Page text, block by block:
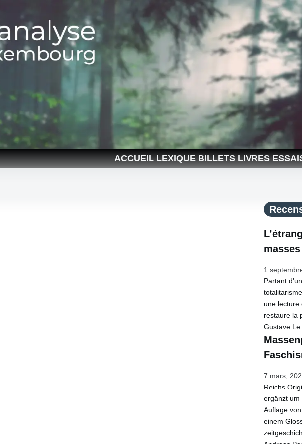
ACCUEIL LEXIQUE BILLETS LIVRES
masses
1
Partant
une lecture
restaure la
Gustave Le
7 mars,
Reichs
ergänzt um
Auflage
einem